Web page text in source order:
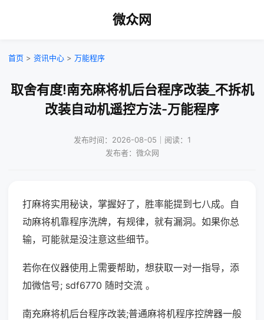
微众网
首页 > 资讯中心 > 万能程序
取舍有度!南充麻将机后台程序改装_不拆机
改装自动机遥控方法-万能程序
发布时间：2026-08-05｜阅读：1
发布者：微众网
打麻将实用秘诀，掌握好了，胜率能提到七八成。自
动麻将机靠程序洗牌，有规律，就有漏洞。如果你总
输，可能就是没注意这些细节。
若你在仪器使用上需要帮助，想获取一对一指导，添
加微信号; sdf6770 随时交流 。
南充麻将机后台程序改装;普通麻将机程序控牌器一般